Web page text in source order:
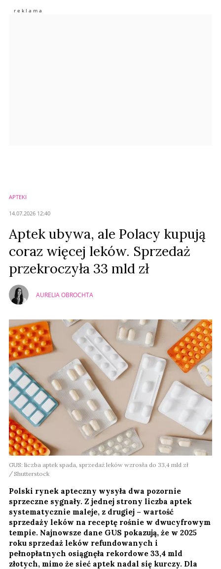
Imię (Wymagane)
APTEKI
14.07.2026 12:40
Aptek ubywa, ale Polacy kupują
coraz więcej leków. Sprzedaż
przekroczyła 33 mld zł
AURELIA OBROCHTA
GUS: liczba aptek spada, sprzedaż leków wzrosła do 33,4 mld zł
Shutterstock
Polski rynek apteczny wysyła dwa pozornie
sprzeczne sygnały. Z jednej strony liczba aptek
systematycznie maleje, z drugiej – wartość
sprzedaży leków na receptę rośnie w dwucyfrowym
tempie. Najnowsze dane GUS pokazują, że w 2025
roku sprzedaż leków refundowanych i
pełnopłatnych osiągnęła rekordowe 33,4 mld
złotych, mimo że sieć aptek nadal się kurczy. Dla